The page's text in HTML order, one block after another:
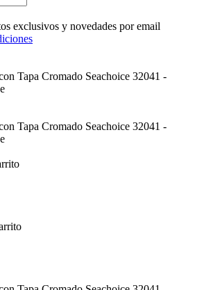
exclusivos y novedades por email